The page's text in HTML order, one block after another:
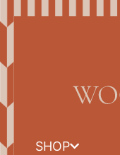
SHOP